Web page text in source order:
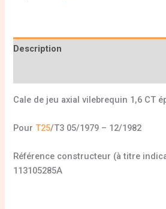
Description
Cale de jeu axial vilebrequin 1,6 CT
PourT25/T3 05/1979 – 12/1982
Référence constructeur (à titre
113105285A